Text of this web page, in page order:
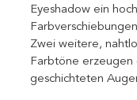
Eyeshadow ein
Zwei weitere,
Farbtöne erzeugen
geschichteten